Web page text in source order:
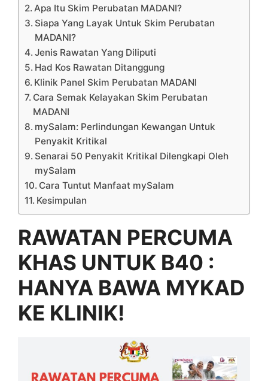
Apa Itu Skim Perubatan MADANI?
Siapa Yang Layak Untuk Skim Perubatan
MADANI?
Jenis Rawatan Yang Diliputi
Had Kos Rawatan Ditanggung
Klinik Panel Skim Perubatan MADANI
Cara Semak Kelayakan Skim Perubatan
MADANI
mySalam: Perlindungan Kewangan Untuk
Penyakit Kritikal
Senarai 50 Penyakit Kritikal Dilengkapi Oleh
mySalam
Cara Tuntut Manfaat mySalam
Kesimpulan
RAWATAN PERCUMA
KHAS UNTUK B40 :
HANYA BAWA MYKAD
KE KLINIK!